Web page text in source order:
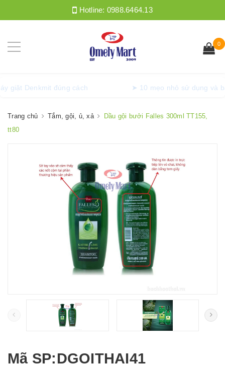
Hotline: 0988.6464.13
0
máy giặt Denkmit đúng cách ➤ 10 mẹo nhỏ sử
Trang chủ Tắm, gội, ủ, xả
Dầu gội bưởi Falles 300ml TT155,
tt80
Mã SP:DGOITHAI41